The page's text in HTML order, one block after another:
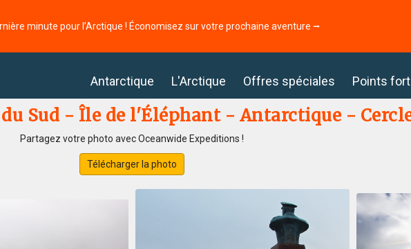
minute pour l’Arctique ! Économisez sur votre prochaine aventure ⭢
Antarctique L'Arctique Offres spéciales Points
Sud - Île de l'Éléphant - Antarctique -
Partagez votre photo avec Oceanwide Expeditions !
Télécharger la photo